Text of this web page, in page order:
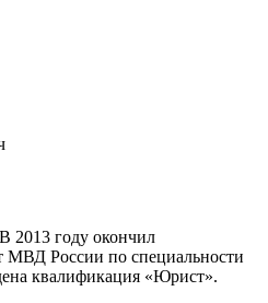
2013 году окончил
МВД России по специальности
квалификация «Юрист».